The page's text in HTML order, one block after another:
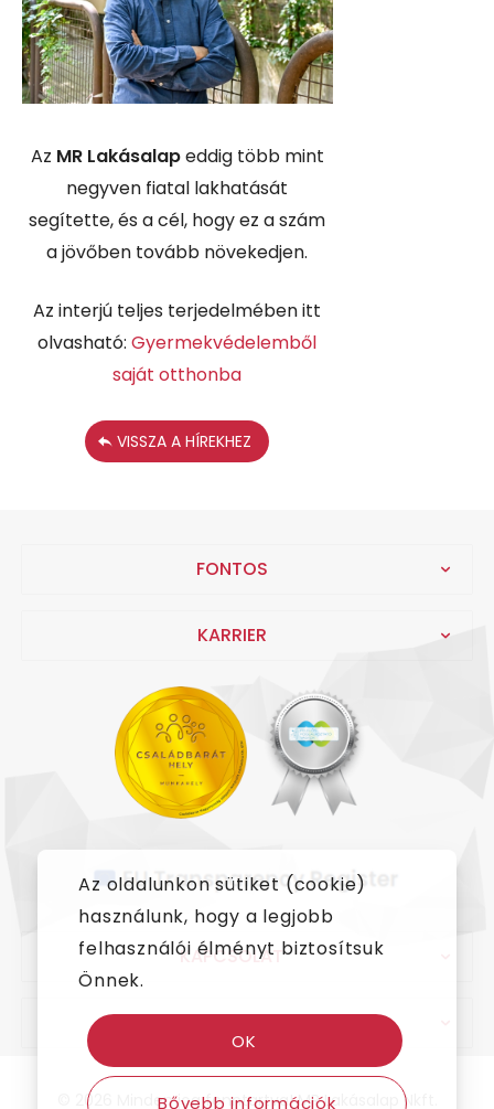
Az MR Lakásalapeddig több mint
negyven fiatal lakhatását
segítette, és a cél, hogy ez a szám
a jövőben tovább növekedjen.
Az interjú teljes terjedelmében itt
olvasható:Gyermekvédelemből
saját otthonba
VISSZA A HÍREKHEZ
FONTOS
KARRIER
KAPCSOLAT
IMPRESSZUM
© 2026 Minden jog fenntartva! MR Lakásalap Nkft.
Az oldalunkon sütiket (cookie)
használunk, hogy a legjobb
felhasználói élményt biztosítsuk
Önnek.
OK
Bővebb információk